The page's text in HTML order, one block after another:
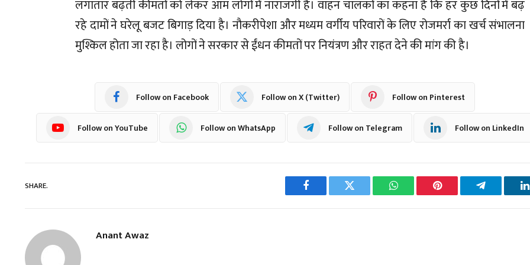
लगातार बढ़ती कीमतों को लेकर आम लोगों में नाराजगी है। वाहन चालकों का कहना है कि हर कुछ दिनों में बढ़
रहे दामों ने घरेलू बजट बिगाड़ दिया है। नौकरीपेशा और मध्यम वर्गीय परिवारों के लिए रोजमर्रा का खर्च संभालना
मुश्किल होता जा रहा है। लोगों ने सरकार से ईंधन कीमतों पर नियंत्रण और राहत देने की मांग की है।
Follow on Facebook Follow on X (Twitter) Follow on Pinterest
Follow on YouTube Follow on WhatsApp Follow on Telegram Follow on LinkedIn
SHARE.
Facebook Twitter WhatsAppPinterest Telegram
Anant Awaz